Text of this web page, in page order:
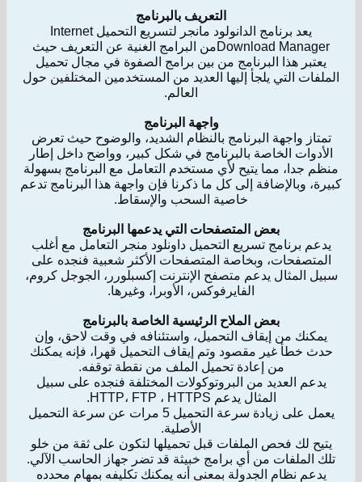
التعريف بالبرنامج
يعد برنامج الدانولود مانجر لتسريع التحميل Internet
Download Managerمن البرامج الغنية عن التعريف حيث
يعتبر هذا البرنامج من بين برامج الصفوة في مجال تحميل
الملفات التي يلجأ إليها العديد من المستخدمين المختلفين حول
العالم.
واجهة البرنامج
تمتاز واجهة البرنامج بالنظام الشديد، والوضوح حيث تعرض
الأدوات الخاصة بالبرنامج في شكل كبير، وواضح داخل إطار
منظم جدا، مما يتيح لأي مستخدم التعامل مع البرنامج بسهولة
كبيرة، وبالإضافة إلى كل ما ذكرنا فإن واجهة هذا البرنامج تدعم
خاصية السحب والإسقاط.
بعض المتصفحات التي يدعمها البرنامج
يدعم برنامج تسريع التحميل داونلود منجر التعامل مع أغلب
المتصفحات، وبخاصة المتصفحات الأكثر شعبية فنجده على
سبيل المثال يدعم متصفح الإنترنت إكسبلورر، الجوجل كروم،
الفايرفوكس، الأوبرا، وغيرها.
بعض الملاح الرئيسية الخاصة بالبرنامج
يمكنك من إيقاف التحميل، واستئنافه في وقت لاحق، وإن
حدث خطأ غير مقصود وتم إيقاف التحميل قهرا، فإنه يمكنك
من إعادة تحميل الملف من نقطة توقفه.
يدعم العديد من البروتوكولات المختلفة فنجده على سبيل
المثال يدعم HTTP، FTP ، HTTPS.
يعمل على زيادة سرعة التحميل 5 مرات عن سرعة التحميل
الأصلية.
يتيح لك فحص الملفات قبل تحميلها لتكون على ثقة من خلو
تلك الملفات من أي برامج خبيثة قد تضر جهاز الحاسب الآلي.
يدعم نظام الجدولة بمعنى أنه يمكنك تكليفه بمهام محدده